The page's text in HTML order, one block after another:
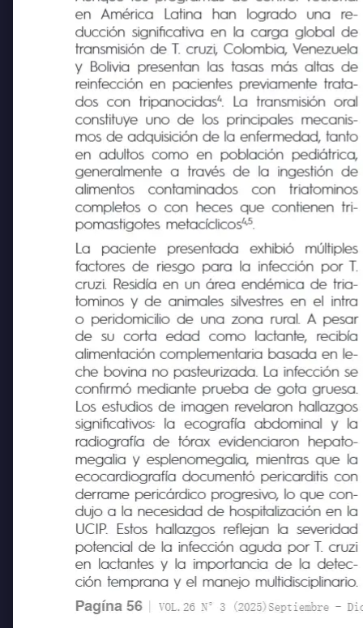
Pagína 56 | VOL.26 N°3 (2025)Septiembre -
Aunque los programas de control vectorial
en América Latina han logrado una
re-
ducción significativa en la carga global de
transmisión de T. cruzi, Colombia,
y Bolivia presentan las tasas más altas de
reinfección en pacientes previamente trata-
dos con tripanocidas
4
. La transmisión oral
constituye uno de los principales mecanis-
mos de adquisición de la enfermedad, tanto
en adultos como en población pediátrica,
generalmente a través de la ingestión de
alimentos
contaminados con
triatominos
completos o con heces que contienen tri-
pomastigotes metacíclicos
4,5
La
paciente presentada exhibió múltiples
factores de riesgo para la infección por T.
cruzi. Residía en un área endémica de tria-
tominos y de animales silvestres en el intra
o peridomicilio de una zona rural. A pesar
de
su corta edad como lactante, recibía
alimentación complementaria basada en le-
che bovina no pasteurizada. La infección se
confirmó mediante prueba de gota gruesa.
Los estudios de imagen revelaron hallazgos
significativos:la ecografía abdominal y la
radiografía de tórax evidenciaron hepato-
megalia y esplenomegalia, mientras que la
ecocardiografía documentó pericarditis con
derrame pericárdico progresivo, lo que con-
dujo a la necesidad de hospitalización en la
UCIP. Estos hallazgos reflejan la severidad
potencial de la infección aguda por T. cruzi
en lactantes y la importancia de la detec-
ción temprana y el manejo multidisciplinario.